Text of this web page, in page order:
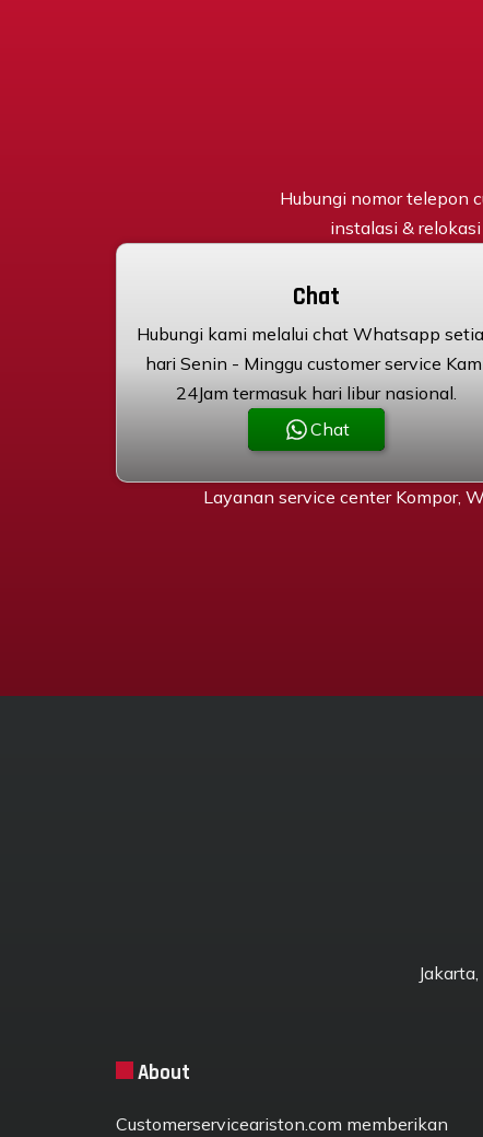
Hubungi nomor telepon
instalasi & relokasi
Chat
Hubungi kami melalui chat Whatsapp
hari Senin - Minggu customer service
24Jam termasuk hari libur nasional.
Chat
Layanan service center Kompor,
About
Customerserviceariston.com memberikan